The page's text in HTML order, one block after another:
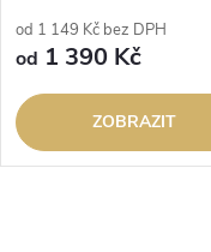
od 1 149 Kč bez DPH
od 1 390 Kč
ZOBRAZIT